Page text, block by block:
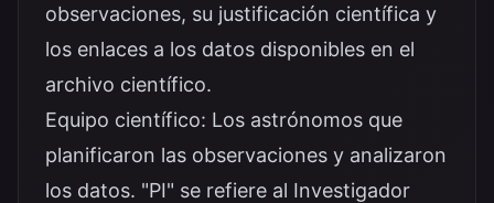
observaciones, su justificación científica y
los enlaces a los datos disponibles en el
archivo científico.
Equipo científico: Los astrónomos que
planificaron las observaciones y analizaron
los datos. "PI" se refiere al Investigador